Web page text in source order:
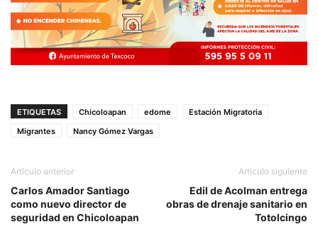
ETIQUETAS Chicoloapan edome
Estación Migratoria
Migrantes
Nancy Gómez Vargas
Artículo anterior
Carlos Amador Santiago
como nuevo director de
seguridad en Chicoloapan
Artículo siguiente
Edil de Acolman entrega
obras de drenaje sanitario en
Totolcingo